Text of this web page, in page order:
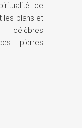
de
les plans et
célèbres
" pierres